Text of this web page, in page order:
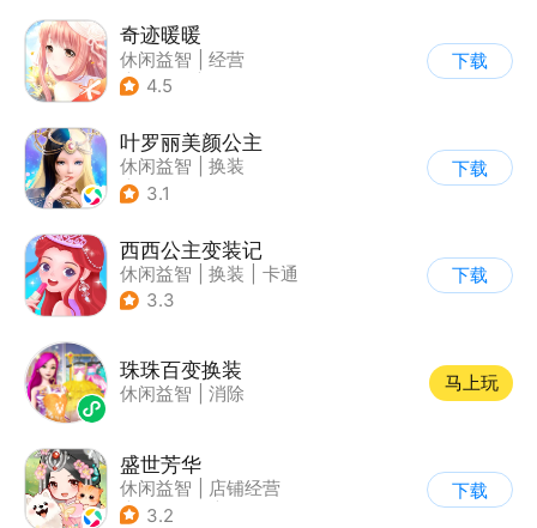
奇迹暖暖
休闲益智
经营
| 美少女
4.5
下载
叶罗丽美颜公主
休闲益智
换装
| 动漫改编
3.1
下载
西西公主变装记
休闲益智 换装
卡通
3.3
下载
珠珠百变换装
休闲益智 消除
马上玩
盛世芳华
休闲益智
店铺经营
| 架空历史
3.2
下载